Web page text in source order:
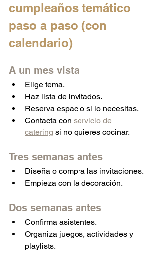
cumpleaños temático
paso a paso (con
calendario)
A un mes vista
Elige tema.
Haz lista de invitados.
Reserva espacio si lo necesitas.
Contacta con servicio de
catering si no quieres cocinar.
Tres semanas antes
Diseña o compra las invitaciones.
Empieza con la decoración.
Dos semanas antes
Confirma asistentes.
Organiza juegos, actividades y
playlists.